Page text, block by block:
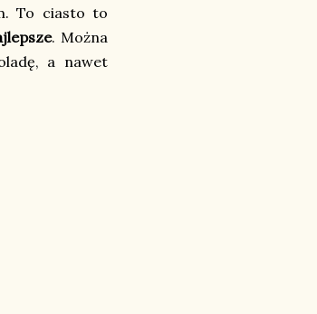
To ciasto to
. Można
a nawet